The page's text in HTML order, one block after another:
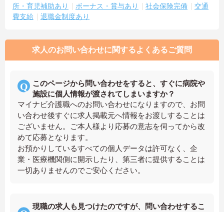
所・育児補助あり
ボーナス・賞与あり 社会保険完備
交通
費支給
退職金制度あり
求人のお問い合わせに関するよくあるご質問
このページから問い合わせをすると、すぐに病院や
施設に個人情報が渡されてしまいますか？
マイナビ介護職へのお問い合わせになりますので、お問
い合わせ後すぐに求人掲載元へ情報をお渡しすることは
ございません。ご本人様より応募の意志を伺ってから改
めて応募となります。
お預かりしているすべての個人データは許可なく、企
業・医療機関側に開示したり、第三者に提供することは
一切ありませんのでご安心ください。
現職の求人も見つけたのですが、問い合わせするこ